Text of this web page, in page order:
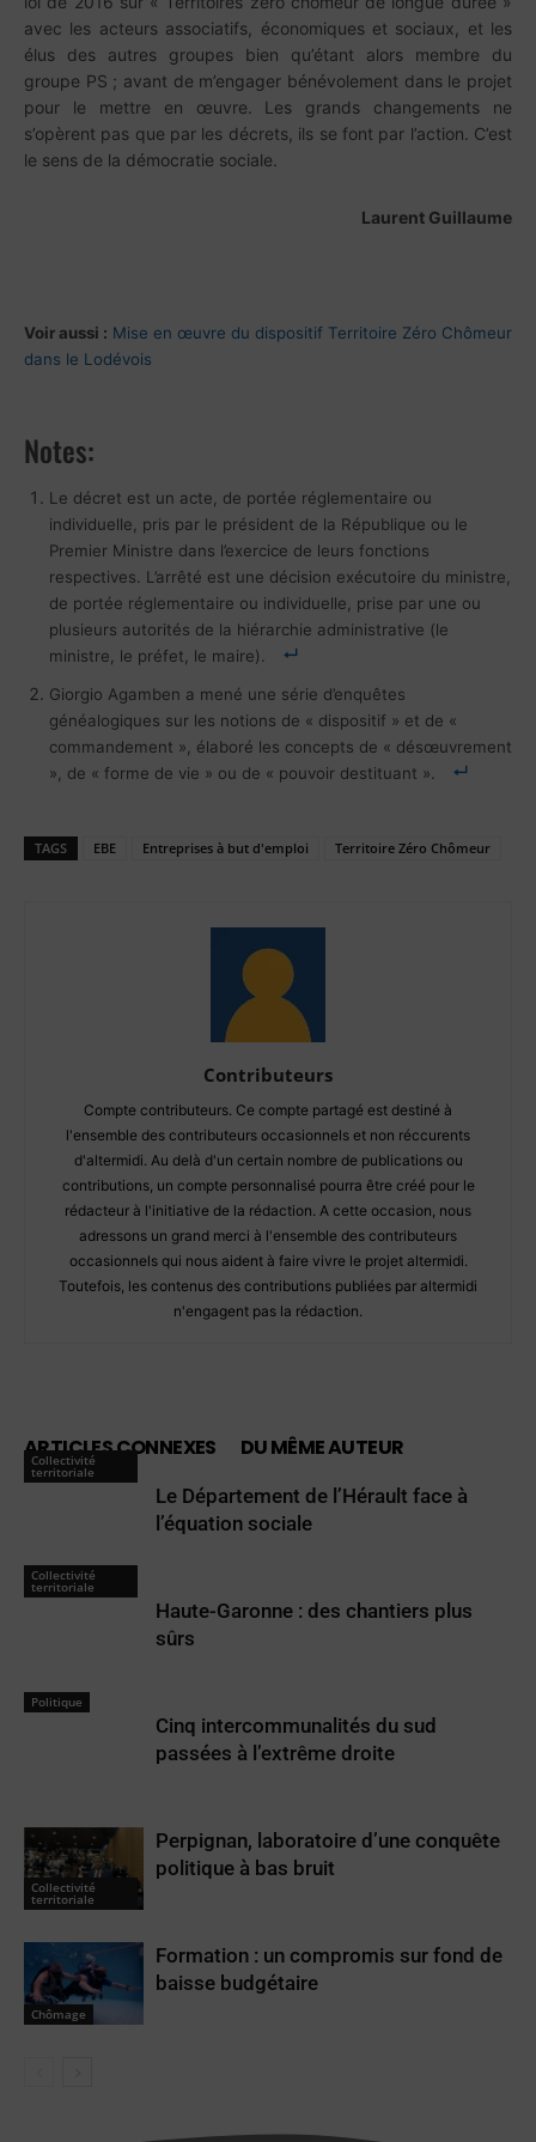
avec les acteurs associatifs, économiques et sociaux, et les
élus des autres groupes bien qu’étant alors membre du
groupe PS ; avant de m’engager bénévolement dans le projet
pour le mettre en œuvre. Les grands changements ne
s’opèrent pas que par les décrets, ils se font par l’action. C’est
le sens de la démocratie sociale.
Laurent Guillaume
Voir aussi : Mise en œuvre du dispositif Territoire Zéro Chômeur
dans le Lodévois
Notes:
Le décret est un acte, de portée réglementaire ou
individuelle, pris par le président de la République ou le
Premier Ministre dans l’exercice de leurs fonctions
respectives. L’arrêté est une décision exécutoire du ministre,
de portée réglementaire ou individuelle, prise par une ou
plusieurs autorités de la hiérarchie administrative (le
ministre, le préfet, le maire).
Giorgio Agamben a mené une série d’enquêtes
généalogiques sur les notions de « dispositif » et de «
commandement », élaboré les concepts de « désœuvrement
», de « forme de vie » ou de « pouvoir destituant ».
TAGS EBE Entreprises à but d'emploi Territoire Zéro Chômeur
Contributeurs
Compte contributeurs. Ce compte partagé est destiné à
l'ensemble des contributeurs occasionnels et non réccurents
d'altermidi. Au delà d'un certain nombre de publications ou
contributions, un compte personnalisé pourra être créé pour le
rédacteur à l'initiative de la rédaction. A cette occasion, nous
adressons un grand merci à l'ensemble des contributeurs
occasionnels qui nous aident à faire vivre le projet altermidi.
Toutefois, les contenus des contributions publiées par altermidi
n'engagent pas la rédaction.
ARTICLES CONNEXES DU MÊME AUTEUR
Collectivité
territoriale
Le Département de l’Hérault face à
l’équation sociale
Collectivité
territoriale
Haute-Garonne : des chantiers plus
sûrs
Politique
Cinq intercommunalités du sud
passées à l’extrême droite
Collectivité
territoriale
Perpignan, laboratoire d’une conquête
politique à bas bruit
Chômage
Formation : un compromis sur fond de
baisse budgétaire